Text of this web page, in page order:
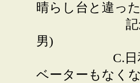
晴らし台と違っ
記念碑や遊
男)
C.日和山か
ベーターもなく